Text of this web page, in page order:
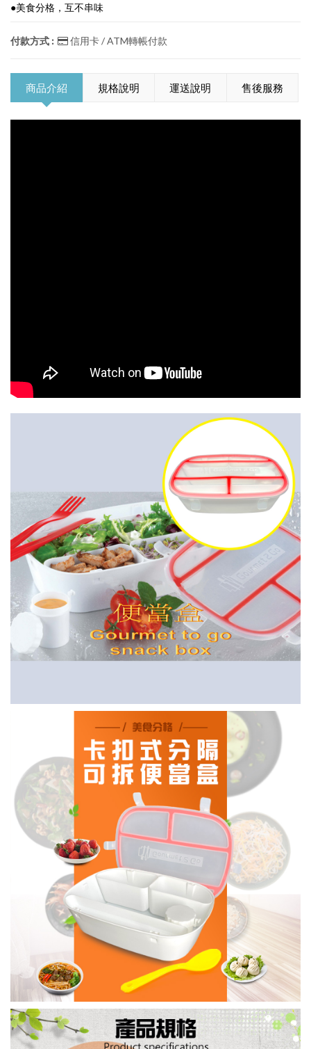
●美食分格，互不串味
付款方式 : 信用卡 / ATM轉帳付款
商品介紹 規格說明 運送說明 售後服務